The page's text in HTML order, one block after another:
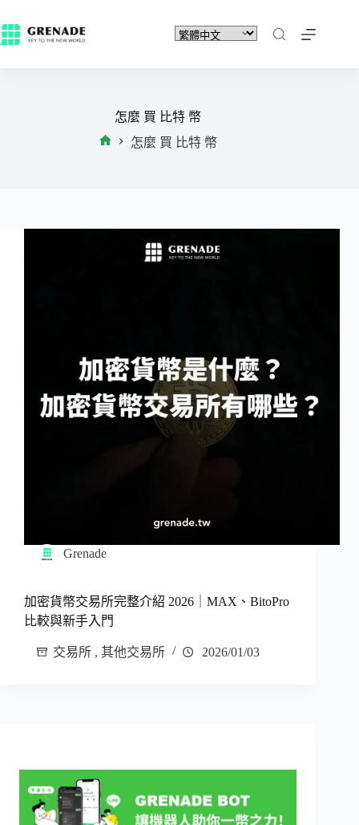
怎麼 買 比特 幣
怎麼 買 比特 幣
Grenade
加密貨幣交易所完整介紹 2026｜MAX、BitoPro
比較與新手入門
交易所 , 其他交易所 2026/01/03